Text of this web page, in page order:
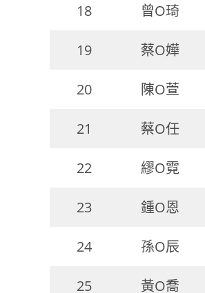
18 曾O琦
19 蔡O嬅
20 陳O萱
21 蔡O任
22 繆O霓
23 鍾O恩
24 孫O辰
25 黃O喬